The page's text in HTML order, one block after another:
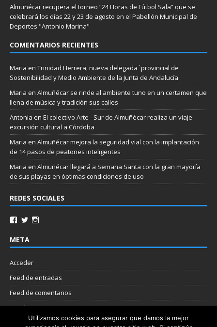
Almuñécar recupera el torneo “24 Horas de Fútbol Sala” que se
celebrará los días 22 y 23 de agosto en el Pabellón Municipal de
Deportes "Antonio Marina"
COMENTARIOS RECIENTES
Maria en Trinidad Herrera, nueva delegada `provincial de
Sostenibilidad y Medio Ambiente de la Junta de Andalucía
Maria en Almuñécar se rinde al ambiente tuno en un certamen que
llena de música y tradición sus calles
Antonia en El colectivo Arte –Sur de Almuñécar realiza un viaje-
excursión cultural a Córdoba
Maria en Almuñécar mejora la seguridad vial con la implantación
de 14 pasos de peatones inteligentes
Maria en Almuñécar llegará a Semana Santa con la gran mayoría
de sus playas en óptimas condiciones de uso
REDES SOCIALES
META
Acceder
Feed de entradas
Feed de comentarios
WordPress.org
Utilizamos cookies para asegurar que damos la mejor